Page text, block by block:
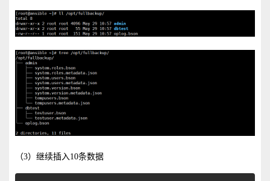
（3）继续插入10条数据